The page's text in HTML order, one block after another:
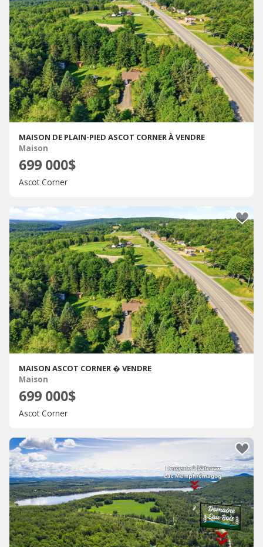
MAISON DE PLAIN-PIED ASCOT CORNER À VENDRE
Maison
699 000$
Ascot Corner
MAISON ASCOT CORNER � VENDRE
Maison
699 000$
Ascot Corner